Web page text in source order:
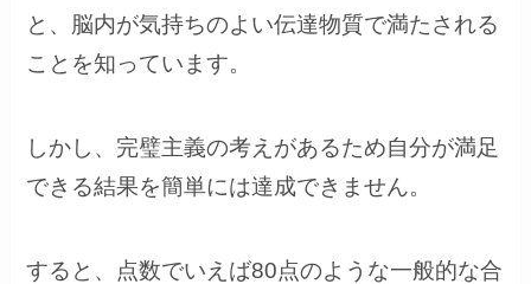
と、脳内が気持ちのよい伝達物質で満たされる
ことを知っています。
しかし、完璧主義の考えがあるため自分が満足
できる結果を簡単には達成できません。
すると、点数でいえば80点のような一般的な合